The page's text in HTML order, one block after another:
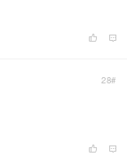
28#